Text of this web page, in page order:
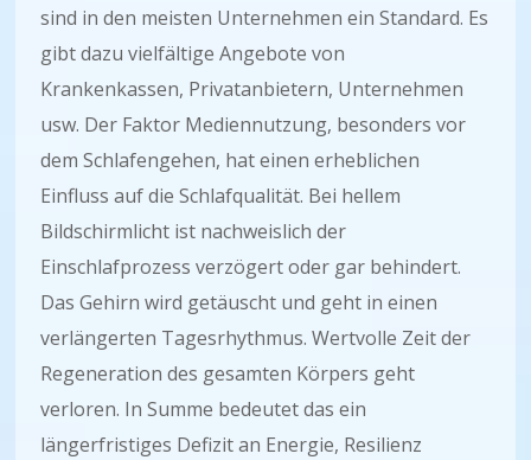
sind in den meisten Unternehmen ein Standard. Es
gibt dazu vielfältige Angebote von
Krankenkassen, Privatanbietern, Unternehmen
usw. Der Faktor Mediennutzung, besonders vor
dem Schlafengehen, hat einen erheblichen
Einfluss auf die Schlafqualität. Bei hellem
Bildschirmlicht ist nachweislich der
Einschlafprozess verzögert oder gar behindert.
Das Gehirn wird getäuscht und geht in einen
verlängerten Tagesrhythmus. Wertvolle Zeit der
Regeneration des gesamten Körpers geht
verloren. In Summe bedeutet das ein
längerfristiges Defizit an Energie, Resilienz